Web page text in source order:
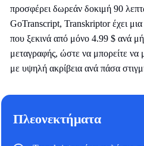
προσφέρει δωρεάν δοκιμή 90
GoTranscript, Transkriptor έχει
που ξεκινά από μόνο 4.99 $ ανά
μεταγραφής, ώστε να μπορείτε να
με υψηλή ακρίβεια ανά πάσα
Πλεονεκτήματα